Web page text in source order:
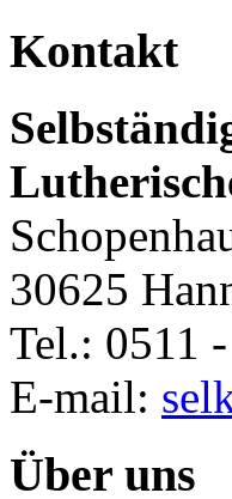
Kontakt
30625
Tel.: 0511
E-mail:
Über uns